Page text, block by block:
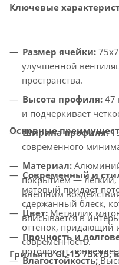
Ключевые
Размер ячейки:
улучшенной
пространства.
Высота профиля: 47
и подчёркивает
Ширина профиля:
современного
Материал:
покрытием —
внешним
Цвет: Металлик
оттенок, придающий
современность.
Влагостойкость:
Основные
Современный и
матовый придаёт
сдержанный блеск,
вписывается в
Прочность и
потолок от
Грильято GL-15